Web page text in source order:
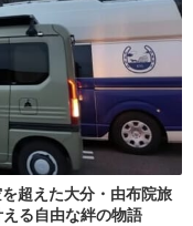
超えた大分・由布院旅
る自由な絆の物語